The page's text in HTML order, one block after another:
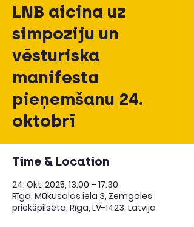
LNB aicina uz
simpoziju un
vēsturiska
manifesta
pieņemšanu 24.
oktobrī
Time & Location
24. Okt. 2025, 13:00 – 17:30
Rīga, Mūkusalas iela 3, Zemgales
priekšpilsēta, Rīga, LV-1423, Latvija